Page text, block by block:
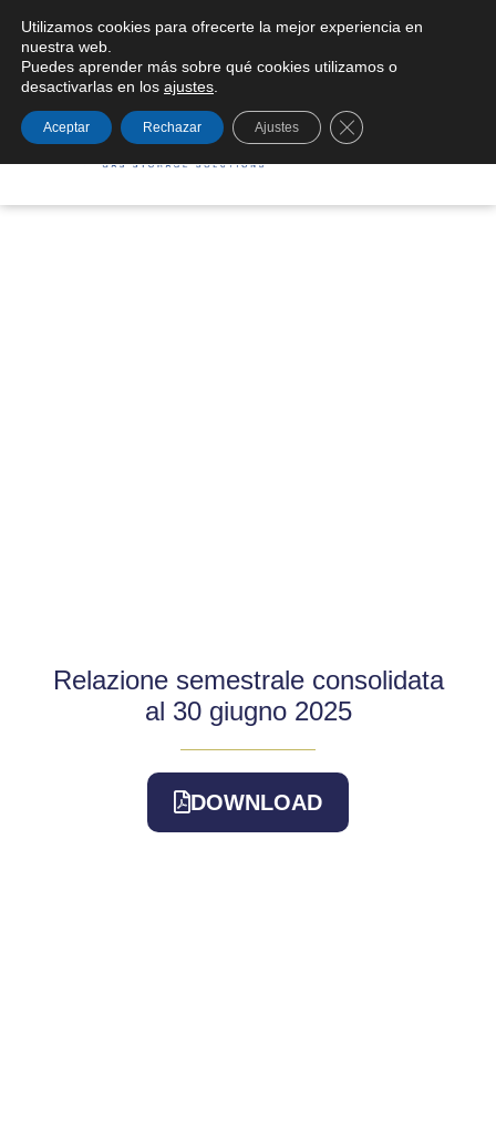
Relazione semestrale consolidata
al 30 giugno 2025
DOWNLOAD
Utilizamos cookies para ofrecerte la mejor experiencia en
nuestra web.
Puedes aprender más sobre qué cookies utilizamos o
desactivarlas en los ajustes
Aceptar Rechazar Ajustes Cerrar el banner de